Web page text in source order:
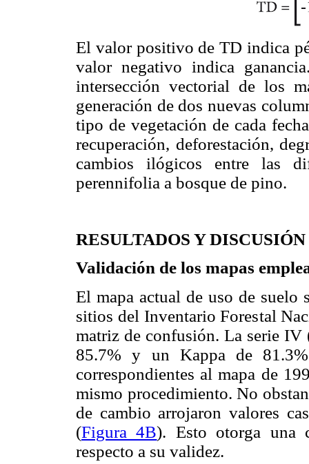
El valor positivo de TD indica
valor negativo indica
intersección vectorial de los
generación de dos nuevas
tipo de vegetación de cada
recuperación, deforestación,
cambios ilógicos entre las
perennifolia a bosque de pino.
RESULTADOS Y DISCUSIÓN
Validación de los mapas
El mapa actual de uso de suelo
sitios del Inventario Forestal
matriz de confusión. La serie
85.7% y un Kappa de
correspondientes al mapa de
mismo procedimiento. No
de cambio arrojaron valores
(Figura 4B). Esto otorga una
respecto a su validez.